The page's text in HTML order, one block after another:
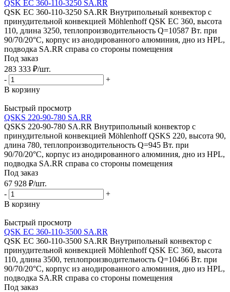
QSK EC 360-110-3250 SA.RR
QSK EC 360-110-3250 SA.RR Внутрипольный конвектор с
принудительной конвекцией Möhlenhoff QSK EC 360, высота
110, длина 3250, теплопроизводительность Q=10587 Вт. при
90/70/20°C, корпус из анодированного алюминия, дно из HPL,
подводка SA.RR справа со стороны помещения
Под заказ
283 333 ₽/шт.
-
+
В корзину
Быстрый просмотр
QSKS 220-90-780 SA.RR
QSKS 220-90-780 SA.RR Внутрипольный конвектор с
принудительной конвекцией Möhlenhoff QSKS 220, высота 90,
длина 780, теплопроизводительность Q=945 Вт. при
90/70/20°C, корпус из анодированного алюминия, дно из HPL,
подводка SA.RR справа со стороны помещения
Под заказ
67 928 ₽/шт.
-
+
В корзину
Быстрый просмотр
QSK EC 360-110-3500 SA.RR
QSK EC 360-110-3500 SA.RR Внутрипольный конвектор с
принудительной конвекцией Möhlenhoff QSK EC 360, высота
110, длина 3500, теплопроизводительность Q=10466 Вт. при
90/70/20°C, корпус из анодированного алюминия, дно из HPL,
подводка SA.RR справа со стороны помещения
Под заказ